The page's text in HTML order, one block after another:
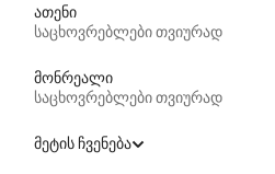
ათენი
საცხოვრებლები თვიურად
მონრეალი
საცხოვრებლები თვიურად
მეტის ჩვენება